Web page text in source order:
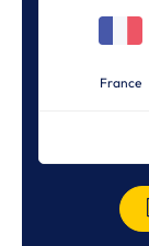
France